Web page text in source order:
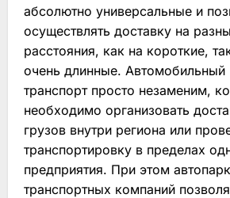
абсолютно универсальные и
осуществлять доставку на
расстояния, как на короткие,
очень длинные. Автомобильный
транспорт просто незаменим,
необходимо организовать
грузов внутри региона или
транспортировку в пределах
предприятия. При этом автопарк
транспортных компаний